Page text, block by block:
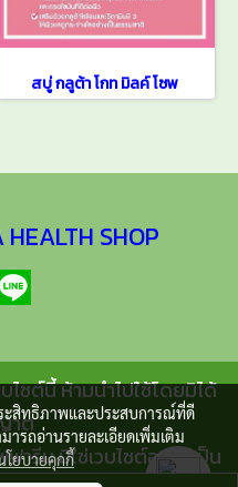
สบู่ กลูต้า โกท มิลค์ โซพ
SHOP
ซต์นี้ ห้ามนำไปใช้โดยมิได้
าต
ารีน มิใช่เวบไซต์อย่างเป็น
ะสิทธิภาพและประสบการณ์ที่ดี
ารถอ่านรายละเอียดเพิ่มเติม
โยบายคุกกี้